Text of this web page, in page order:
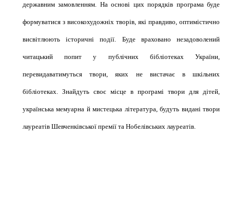
державним замовленням. На основі цих порядків програма буде
формуватися з високохудожніх творів, які правдиво, оптимістично
висвітлюють історичні події. Буде враховано незадоволений
читацький попит у публічних бібліотеках України,
перевидаватимуться твори, яких не вистачає в шкільних
бібліотеках. Знайдуть своє місце в програмі твори для дітей,
українська мемуарна й мистецька література, будуть видані твори
лауреатів Шевченківської премії та Нобелівських лауреатів.